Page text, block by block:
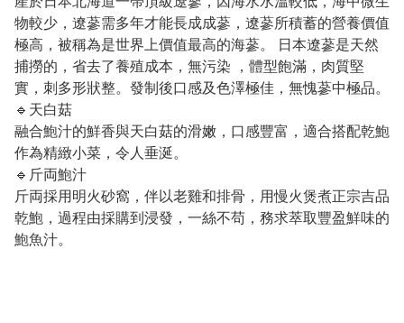
物較少，遼蔘需多年才能長成成蔘，遼蔘所積蓄的營養價值
極高，被稱為是世界上價值最高的海蔘。 日本遼蔘是天然
捕撈的，省去了養殖成本，無污染 ，體型飽滿，肉質堅
實，刺多形狀整。發制後口感及色澤極佳，無愧蔘中極品。
🔹天白菇
融合鮑汁的鮮香與天白菇的滑嫩，口感豐富，適合搭配乾鮑
作為精緻小菜，令人垂涎。
🔹斤両鮑汁
斤両採用明火砂窩，伴以老雞和排骨，用慢火煲煮正宗吉品
乾鮑，過程由採購到浸發，一絲不苟，務求萃取豐盈鮮味的
鮑魚汁。